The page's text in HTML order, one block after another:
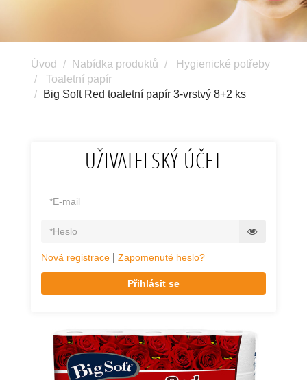
Úvod Nabídka produktů
Hygienické potřeby
Toaletní papír
Big Soft Red toaletní papír 3-vrstvý 8+2 ks
UŽIVATELSKÝ ÚČET
Nová registrace Zapomenuté heslo?
Přihlásit se